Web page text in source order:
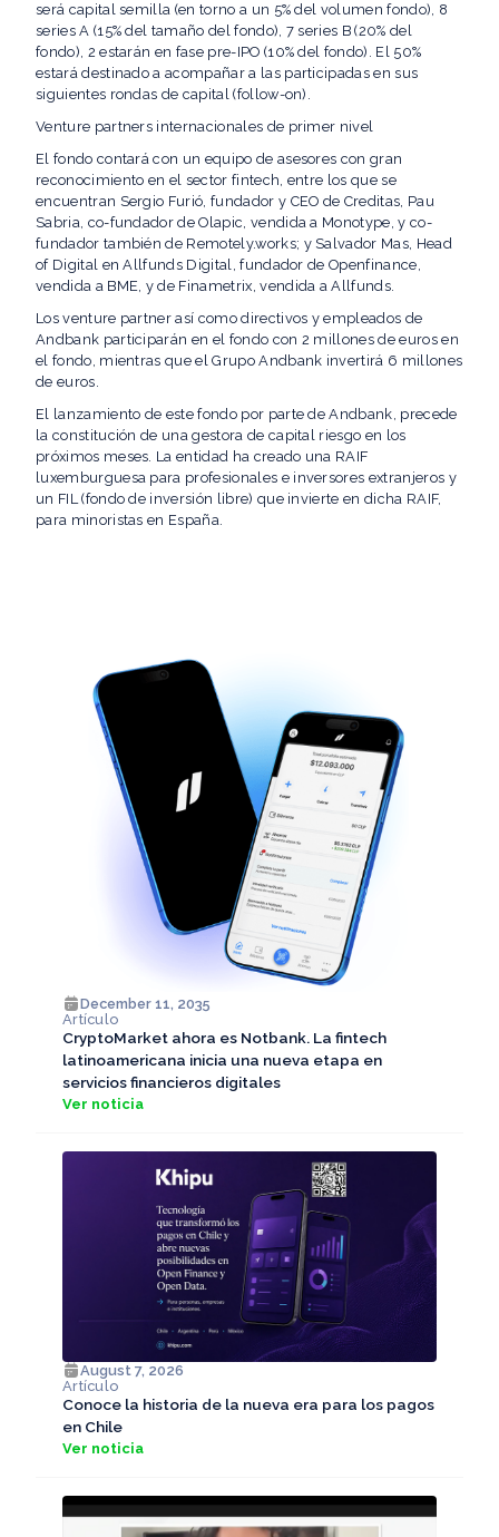
será capital semilla (en torno a un 5% del volumen fondo), 8
series A (15% del tamaño del fondo), 7 series B (20% del
fondo), 2 estarán en fase pre-IPO (10% del fondo). El 50%
estará destinado a acompañar a las participadas en sus
siguientes rondas de capital (follow-on).
Venture partners internacionales de primer nivel
El fondo contará con un equipo de asesores con gran
reconocimiento en el sector fintech, entre los que se
encuentran Sergio Furió, fundador y CEO de Creditas, Pau
Sabria, co-fundador de Olapic, vendida a Monotype, y co-
fundador también de Remotely.works; y Salvador Mas, Head
of Digital en Allfunds Digital, fundador de Openfinance,
vendida a BME, y de Finametrix, vendida a Allfunds.
Los venture partner así como directivos y empleados de
Andbank participarán en el fondo con 2 millones de euros en
el fondo, mientras que el Grupo Andbank invertirá 6 millones
de euros.
El lanzamiento de este fondo por parte de Andbank, precede
la constitución de una gestora de capital riesgo en los
próximos meses. La entidad ha creado una RAIF
luxemburguesa para profesionales e inversores extranjeros y
un FIL (fondo de inversión libre) que invierte en dicha RAIF,
para minoristas en España.
December 11, 2035
Artículo
CryptoMarket ahora es Notbank. La fintech
latinoamericana inicia una nueva etapa en
servicios financieros digitales
Ver noticia
August 7, 2026
Artículo
Conoce la historia de la nueva era para los pagos
en Chile
Ver noticia